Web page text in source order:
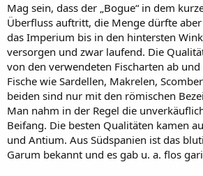
Mag sein, dass der „Bogue“ in dem
Überfluss auftritt, die Menge dürfte
das Imperium bis in den hintersten
versorgen und zwar laufend. Die
von den verwendeten Fischarten ab
Fische wie Sardellen, Makrelen,
beiden sind nur mit den römischen
Man nahm in der Regel die
Beifang. Die besten Qualitäten kamen
und Antium. Aus Südspanien ist das
Garum bekannt und es gab u. a. flos